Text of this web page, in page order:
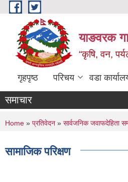
Skip to main content
याङवरक
“कृषि, वन,
गृहपृष्ठ परिचय वडा
समाचार
You are here
Home » प्रतिवेदन » सार्वजनिक जवाफदेहिता
सामाजिक परिक्षण